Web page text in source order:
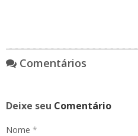
Comentários
Deixe seu Comentário
Nome *